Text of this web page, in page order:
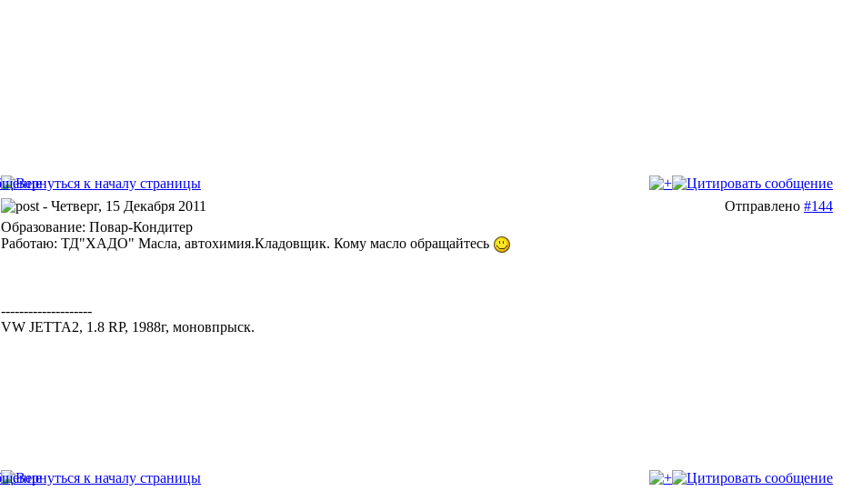
- Четверг, 15 Декабря 2011 Отправлено #144
Образование: Повар-Кондитер
Работаю: ТД"ХАДО" Масла, автохимия.Кладовщик. Кому масло обращайтесь
--------------------
VW JETTA2, 1.8 RP, 1988г, моновпрыск.